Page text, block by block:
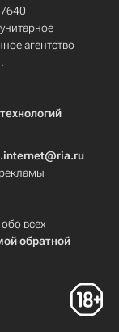
агентство
всех
обратной